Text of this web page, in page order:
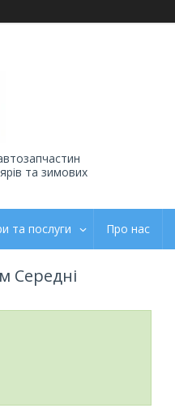
та зимових
та послуги Про нас
Середні